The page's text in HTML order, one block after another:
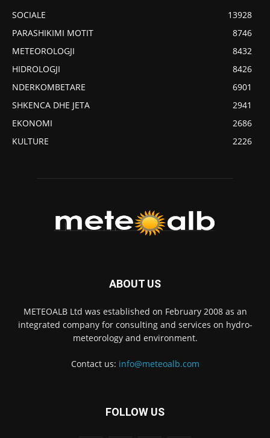
SOCIALE
13928
PARASHIKIMI MOTIT
8746
METEOROLOGJI
8432
HIDROLOGJI
8426
NDERKOMBETARE
6901
SHKENCA DHE JETA
2941
EKONOMI
2686
KULTURE
2226
ABOUT US
METEOALB Ltd was established on February 2008 as an
integrated company for consulting and services on hydro-
meteorology and environment.
Contact us: info@meteoalb.com
FOLLOW US